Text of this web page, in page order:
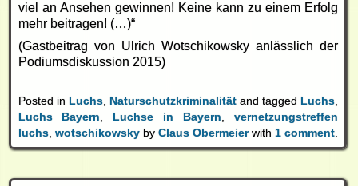
viel an Ansehen gewinnen! Keine kann zu einem Erfolg
mehr beitragen! (…)“
(Gastbeitrag von Ulrich Wotschikowsky anlässlich der
Podiumsdiskussion 2015)
Posted in Luchs, Naturschutzkriminalitätand tagged Luchs,
Luchs Bayern ,Luchse in Bayern
vernetzungstreffen
luchs, wotschikowskyby Claus Obermeierwith 1 comment.